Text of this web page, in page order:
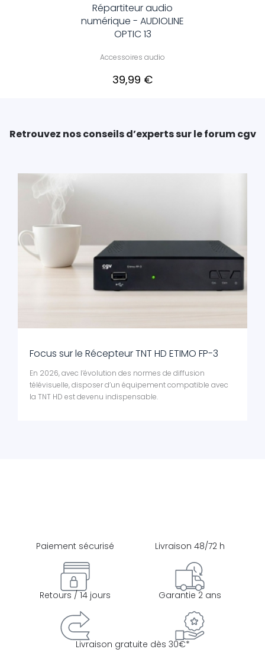
Répartiteur audio
numérique - AUDIOLINE
OPTIC 13
Accessoires audio
39,99 €
Retrouvez nos conseils d’experts sur le forum cgv
Focus sur le Récepteur TNT HD ETIMO FP-3
En 2026, avec l’évolution des normes de diffusion
télévisuelle, disposer d’un équipement compatible avec
la TNT HD est devenu indispensable.
Paiement sécurisé Livraison 48/72 h
Retours / 14 jours Garantie 2 ans
Livraison gratuite dès 30€*